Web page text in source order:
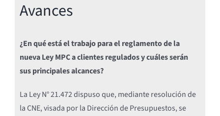
Avances
¿En qué está el trabajo para el reglamento de la
nueva Ley MPC a clientes regulados y cuáles serán
sus principales alcances?
La Ley N° 21.472 dispuso que, mediante resolución de
la CNE, visada por la Dirección de Presupuestos, se